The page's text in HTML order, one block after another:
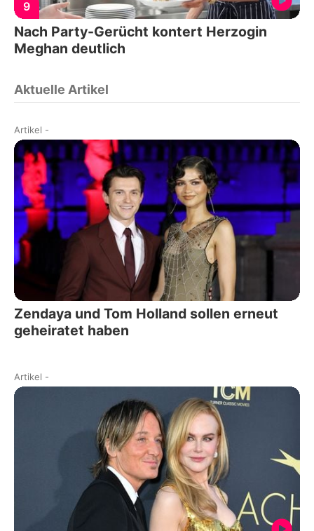
9
Nach Party-Gerücht kontert Herzogin
Meghan deutlich
Aktuelle Artikel
Artikel -
Zendaya und Tom Holland sollen erneut
geheiratet haben
Artikel -